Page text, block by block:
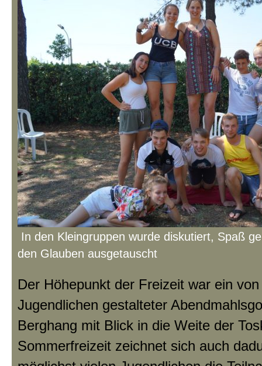
In den Kleingruppen wurde diskutiert, Spaß
den Glauben ausgetauscht
Der Höhepunkt der Freizeit war ein
Jugendlichen gestalteter
Berghang mit Blick in die Weite der
Sommerfreizeit zeichnet sich auch